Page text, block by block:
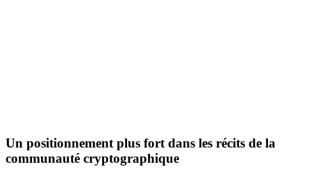
Un positionnement plus fort dans les récits de la
communauté cryptographique